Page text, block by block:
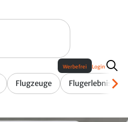
Flugzeuge Flugerlebnis
Werbefrei Login